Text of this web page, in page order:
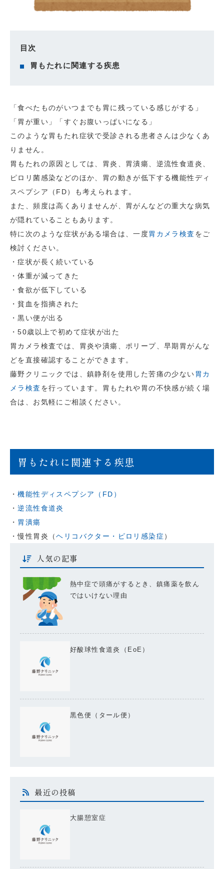
目次
胃もたれに関連する疾患
「食べたものがいつまでも胃に残っている感じがする」
「胃が重い」「すぐお腹いっぱいになる」
このような胃もたれ症状で受診される患者さんは少なくあ
りません。
胃もたれの原因としては、胃炎、胃潰瘍、逆流性食道炎、
ピロリ菌感染などのほか、胃の動きが低下する機能性ディ
スペプシア（FD）も考えられます。
また、頻度は高くありませんが、胃がんなどの重大な病気
が隠れていることもあります。
特に次のような症状がある場合は、一度胃カメラ検査 をご
検討ください。
・症状が長く続いている
・体重が減ってきた
・食欲が低下している
・貧血を指摘された
・黒い便が出る
・50歳以上で初めて症状が出た
胃カメラ検査では、胃炎や潰瘍、ポリープ、早期胃がんな
どを直接確認することができます。
藤野クリニックでは、鎮静剤を使用した苦痛の少ない 胃カ
メラ検査 を行っています。胃もたれや胃の不快感が続く場
合は、お気軽にご相談ください。
胃もたれに関連する疾患
・機能性ディスペプシア（FD）
・逆流性食道炎
・ 胃潰瘍
・慢性胃炎（ヘリコバクター・ピロリ感染症 ）
人気の記事
熱中症で頭痛がするとき、鎮痛薬を飲ん
ではいけない理由
好酸球性食道炎（EoE）
黒色便（タール便）
最近の投稿
大腸憩室症